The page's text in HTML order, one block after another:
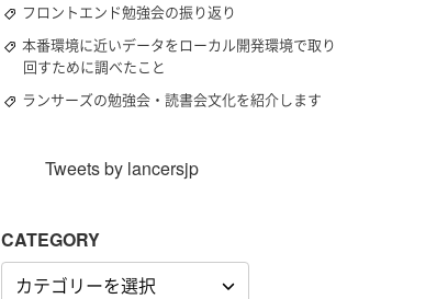
フロントエンド勉強会の振り返り
本番環境に近いデータをローカル開発環境で取り
回すために調べたこと
ランサーズの勉強会・読書会文化を紹介します
Tweets by lancersjp
CATEGORY
CATEGORY